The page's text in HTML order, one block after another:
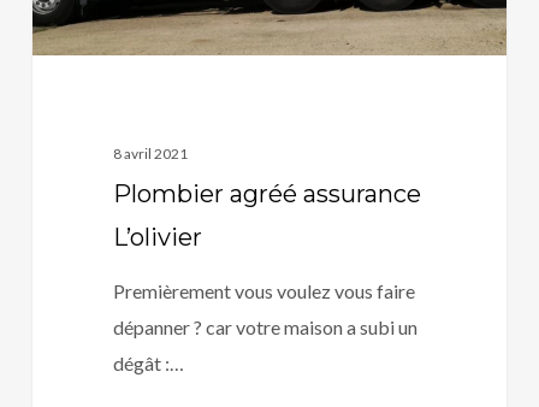
8 avril 2021
Plombier agréé assurance
L’olivier
Premièrement vous voulez vous faire
dépanner ? car votre maison a subi un
dégât :…